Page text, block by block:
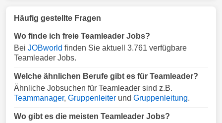
Häufig gestellte Fragen
Wo finde ich freie Teamleader Jobs?
Bei JOBworld finden Sie aktuell 3.761 verfügbare
Teamleader Jobs.
Welche ähnlichen Berufe gibt es für Teamleader?
Ähnliche Jobsuchen für Teamleader sind z.B.
Teammanager, Gruppenleiter und Gruppenleitung.
Wo gibt es die meisten Teamleader Jobs?